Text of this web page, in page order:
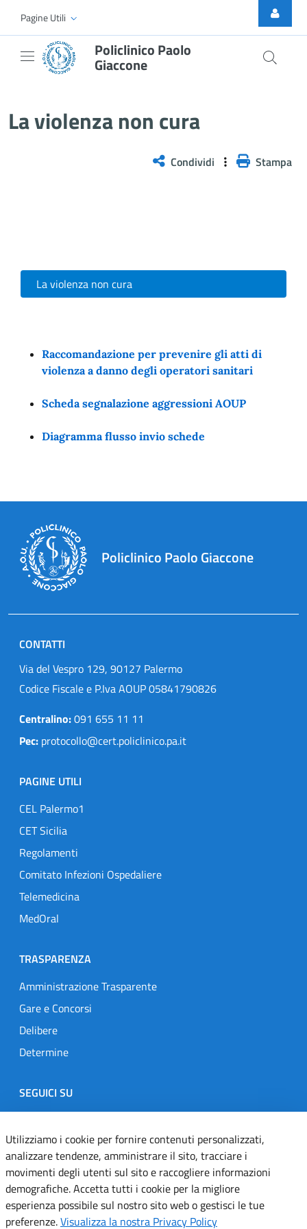
Skip to Main Content
Pagine Utili
Policlinico Paolo
Giaccone
La violenza non cura
Condividi Stampa
La violenza non cura
Raccomandazione per prevenire gli atti di
violenza a danno degli operatori sanitari
Scheda segnalazione aggressioni AOUP
Diagramma flusso invio schede
Policlinico Paolo Giaccone
CONTATTI
Via del Vespro 129, 90127 Palermo
Codice Fiscale e P.Iva AOUP 05841790826
Centralino:091 655 11 11
Pec: protocollo@cert.policlinico.pa.it
PAGINE UTILI
CEL Palermo1
CET Sicilia
Regolamenti
Comitato Infezioni Ospedaliere
Telemedicina
MedOral
TRASPARENZA
Amministrazione Trasparente
Gare e Concorsi
Delibere
Determine
SEGUICI SU
Designers Italia
TwitterInstagramYoutubeLinkedin
Dichiarazione di accessibilità
Informativa cookie
Utilizziamo i cookie per fornire contenuti personalizzati,
analizzare tendenze, amministrare il sito, tracciare i
movimenti degli utenti sul sito e raccogliere informazioni
demografiche. Accetta tutti i cookie per la migliore
esperienza possibile sul nostro sito web o gestisci le tue
preferenze.Visualizza la nostra Privacy Policy